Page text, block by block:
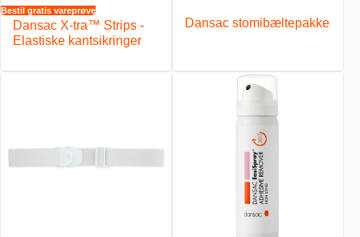
Bestil gratis vareprøve
Dansac X-tra™ Strips -
Elastiske kantsikringer
Dansac stomibæltepakke